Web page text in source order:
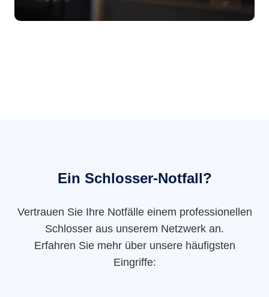
Ein Schlosser-Notfall?
Vertrauen Sie Ihre Notfälle einem professionellen
Schlosser aus unserem Netzwerk an.
Erfahren Sie mehr über unsere häufigsten
Eingriffe: